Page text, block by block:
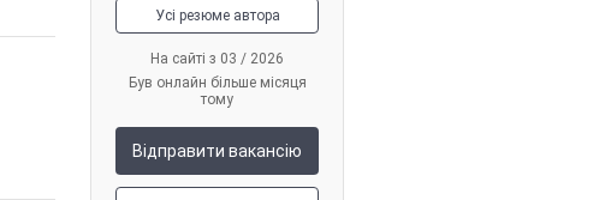
Усі резюме автора
На сайті з 03 / 2026
Був онлайн більше місяця
тому
Відправити вакансію